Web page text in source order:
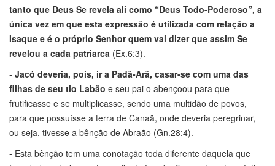
tanto que Deus Se revela ali como “Deus Todo-Poderoso”, a
única vez em que esta expressão é utilizada com relação a
Isaque e é o próprio Senhor quem vai dizer que assim Se
revelou a cada patriarca (Ex.6:3).
- Jacó deveria, pois, ir a Padã-Arã, casar-se com uma das
filhas de seu tio Labão e seu pai o abençoou para que
frutificasse e se multiplicasse, sendo uma multidão de povos,
para que possuísse a terra de Canaã, onde deveria peregrinar,
ou seja, tivesse a bênção de Abraão (Gn.28:4).
- Esta bênção tem uma conotação toda diferente daquela que